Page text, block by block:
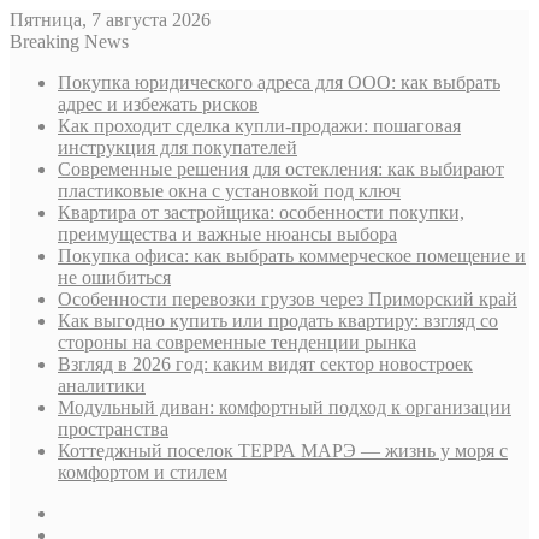
Пятница, 7 августа 2026
Breaking News
Покупка юридического адреса для ООО: как выбрать
адрес и избежать рисков
Как проходит сделка купли-продажи: пошаговая
инструкция для покупателей
Современные решения для остекления: как выбирают
пластиковые окна с установкой под ключ
Квартира от застройщика: особенности покупки,
преимущества и важные нюансы выбора
Покупка офиса: как выбрать коммерческое помещение и
не ошибиться
Особенности перевозки грузов через Приморский край
Как выгодно купить или продать квартиру: взгляд со
стороны на современные тенденции рынка
Взгляд в 2026 год: каким видят сектор новостроек
аналитики
Модульный диван: комфортный подход к организации
пространства
Коттеджный поселок ТЕРРА МАРЭ — жизнь у моря с
комфортом и стилем